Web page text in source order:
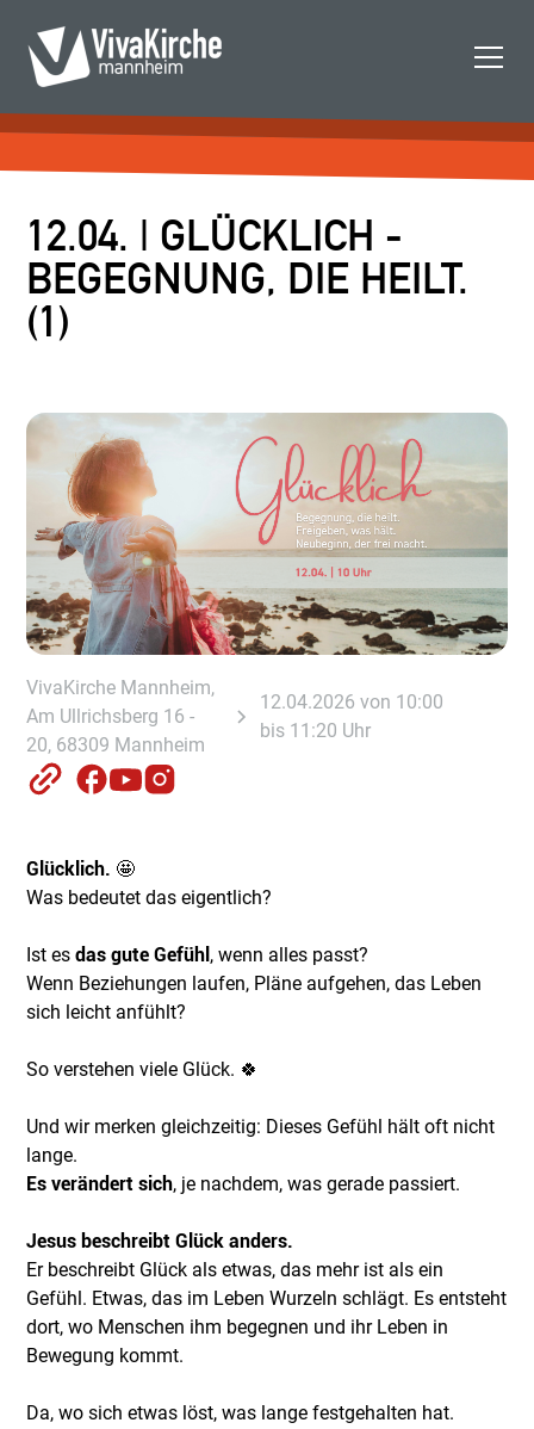
12.04. | GLÜCKLICH -
BEGEGNUNG, DIE HEILT.
(1)
VivaKirche Mannheim,
Am Ullrichsberg 16 -
20, 68309 Mannheim
12.04.2026 von 10:00
bis 11:20 Uhr
Glücklich. 🤩
Was bedeutet das eigentlich?
Ist esdas gute Gefühl , wenn alles passt?
Wenn Beziehungen laufen, Pläne aufgehen, das Leben
sich leicht anfühlt?
So verstehen viele Glück. 🍀
Und wir merken gleichzeitig: Dieses Gefühl hält oft nicht
lange.
Es verändert sich, je nachdem, was gerade passiert.
Jesus beschreibt Glück anders.
Er beschreibt Glück als etwas, das mehr ist als ein
Gefühl. Etwas, das im Leben Wurzeln schlägt. Es entsteht
dort, wo Menschen ihm begegnen und ihr Leben in
Bewegung kommt.
Da, wo sich etwas löst, was lange festgehalten hat.